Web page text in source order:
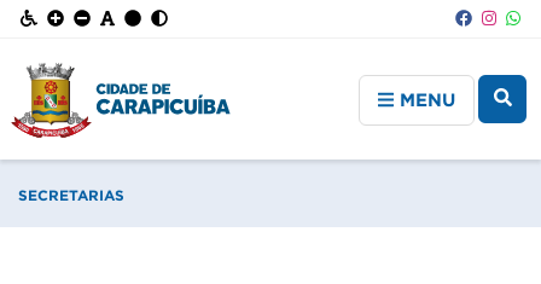
MENU
SECRETARIAS